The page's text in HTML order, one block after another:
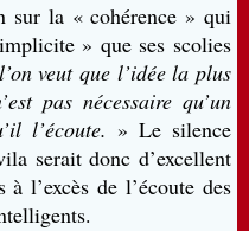
sur la « cohérence » qui
» que ses scolies
veut que l’idée la plus
pas nécessaire qu’un
l’écoute. » Le silence
serait donc d’excellent
l’excès de l’écoute des